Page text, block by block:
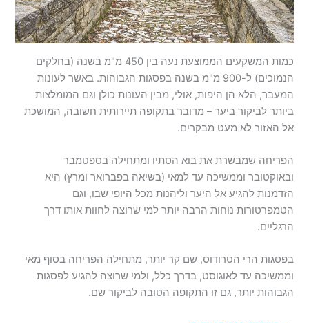
כמות המשקעים הממוצעת נעה בין 450 מ"מ בשנה (בחלקים
הנמוכים) ל-900 מ"מ בשנה בפסגות הגבוהות. באשר לעונות
המעבר, הלא הן היפות, אולי, מבין העונות כולן וגם המומלצות
ביותר לביקור ביער – מדובר בתקופה תיירותית חשובה, המושכת
אל האזור לא מעט מבקרים.
הפריחה שמבשרת את בוא הסתיו ומתחילה בספטמבר
ובאוקטובר וממשיכה עד למאי (בשיאה בפברואר ומרץ) היא
הזדמנות להגיע אל היער וליהנות מכל היופי שבו, וגם
הטמפרטורות נוחות הרבה יותר למי שרוצה לחוות אותו דרך
הרגליים.
בפסגות הרי הטרודוס, שם קר יותר, מתחילה הפריחה בסוף מאי
וממשיכה עד לאוגוסט, בדרך כלל, ולמי שרוצה להגיע לפסגות
הגבוהות יותר, גם זו התקופה הטובה לביקור שם.